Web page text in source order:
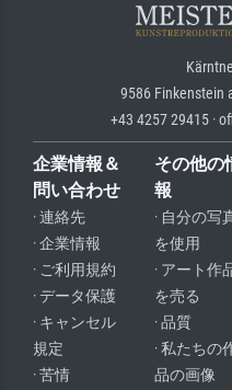
9586 Finkenstein
+43 4257 29415 ·
企業情報＆
問い合わせ
· 連絡先
· 企業情報
· ご利用規約
· データ保護
· キャンセル
規定
· 苦情
その他の
報
· 自分の写
を使用
· アート作
を売る
· 品質
· 私たちの
品の画像